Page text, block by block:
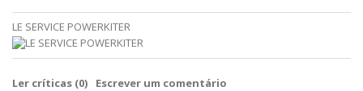
LE SERVICE POWERKITER
Ler críticas (0) Escrever um comentário